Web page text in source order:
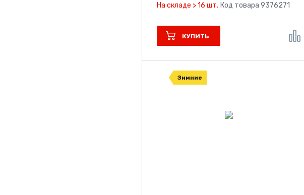
На складе > 16 шт. Код товара 9376271
КУПИТЬ
Зимние